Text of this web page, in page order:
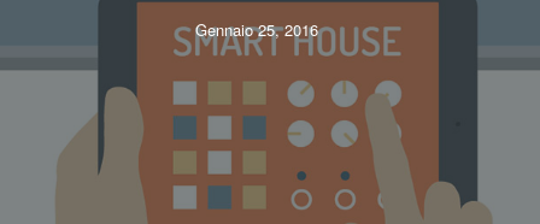
Gennaio 25, 2016